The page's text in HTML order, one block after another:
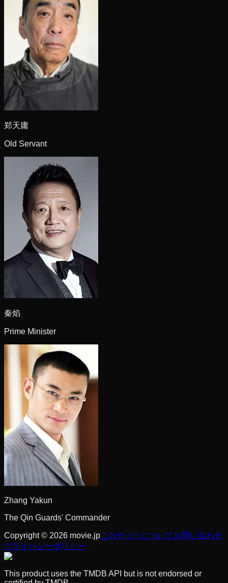
郑天庸
Old Servant
秦焰
Prime Minister
Zhang Yakun
The Qin Guards' Commander
Copyright © 2026 movie.jpこのサイトについてお問い合わせ
プライバシーポリシー
This product uses the TMDB API but is not endorsed or